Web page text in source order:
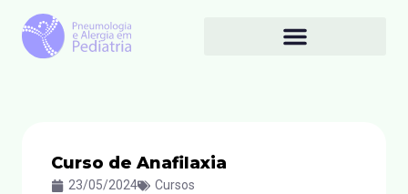
Curso de Anafilaxia
23/05/2024 Cursos